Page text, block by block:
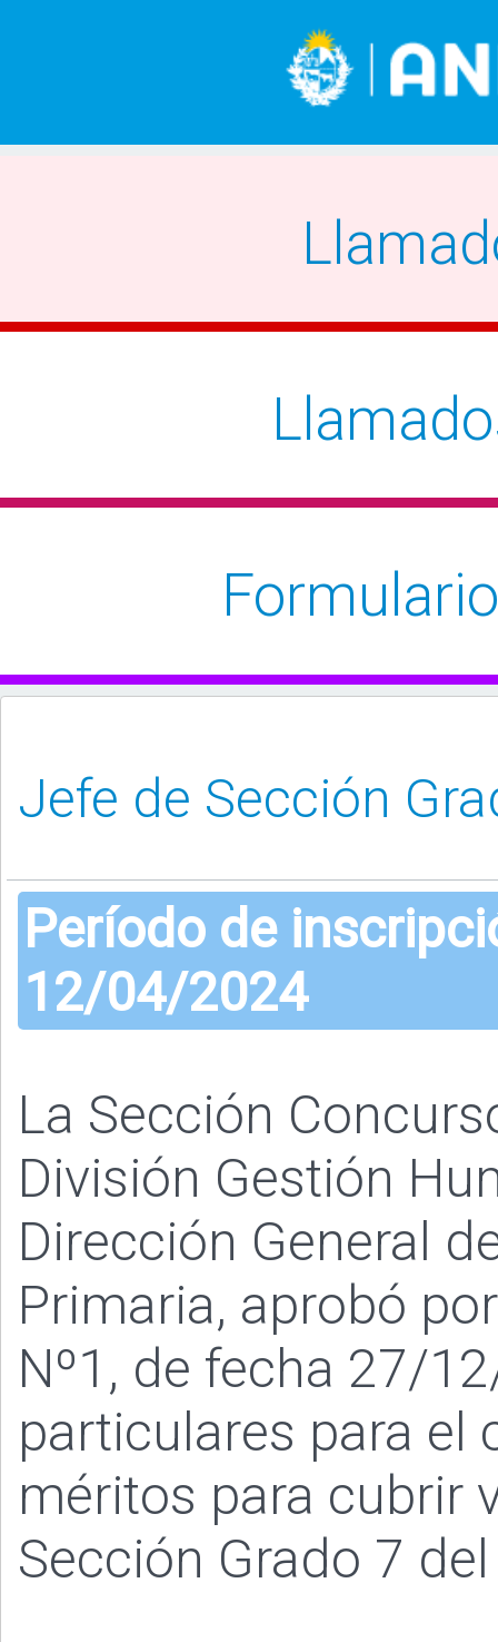
Período de
12/04/2024
La Sección
División Gestión
Dirección General
Primaria, aprobó
Nº1, de fecha 27/
particulares para el
méritos para cubrir
Sección Grado 7 del